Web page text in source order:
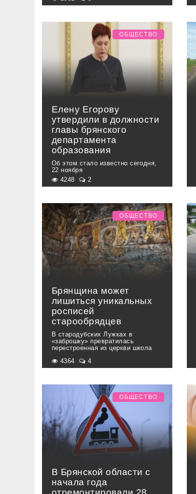
Елену Егорову
утвердили в должности
главы брянского
департамента
образования
Об этом стало известно сегодня,
22 ноября
ОБЩЕСТВО
4248 2
Брянщина может
лишиться уникальных
росписей
старообрядцев
В стародубских Лужках в
«заброшку» превратилась
перестроенная из церкви школа
ОБЩЕСТВО
4364 4
В Брянской области с
начала года
ОБЩЕСТВО